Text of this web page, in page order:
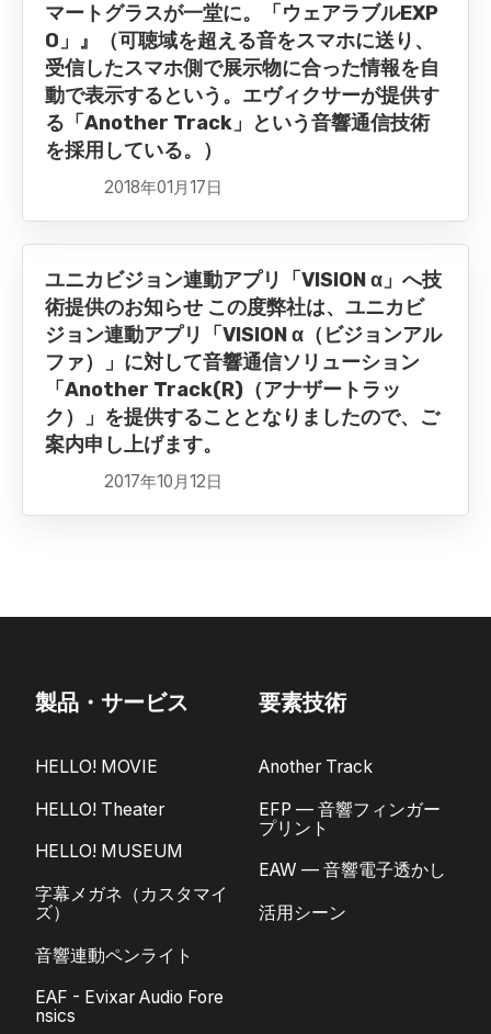
マートグラスが一堂に。「ウェアラブルEXP
O」』（可聴域を超える音をスマホに送り、
受信したスマホ側で展示物に合った情報を自
動で表示するという。エヴィクサーが提供す
る「Another Track」という音響通信技術
を採用している。）
2018年01月17日
ユニカビジョン連動アプリ「VISION α」へ技
術提供のお知らせ この度弊社は、ユニカビ
ジョン連動アプリ「VISION α（ビジョンアル
ファ）」に対して音響通信ソリューション
「Another Track(R)（アナザートラッ
ク）」を提供することとなりましたので、ご
案内申し上げます。
2017年10月12日
製品・サービス
HELLO! MOVIE
HELLO! Theater
HELLO! MUSEUM
字幕メガネ（カスタマイ
ズ）
音響連動ペンライト
EAF - Evixar Audio Fore
nsics
要素技術
Another Track
EFP — 音響フィンガー
プリント
EAW — 音響電子透かし
活用シーン